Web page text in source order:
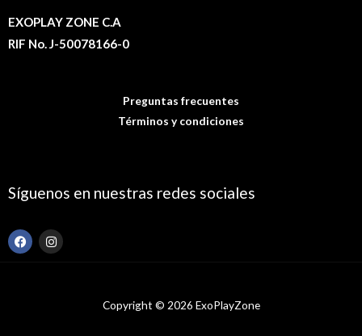
EXOPLAY ZONE C.A
RIF No. J-50078166-0
Preguntas frecuentes
Términos y condiciones
Síguenos en nuestras redes sociales
F
a
c
I
n
s
Copyright © 2026 ExoPlayZone